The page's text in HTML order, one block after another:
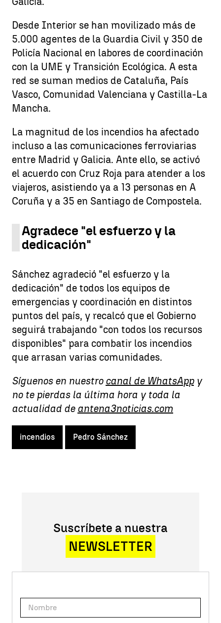
Desde Interior se han movilizado más de
5.000 agentes de la Guardia Civil y 350 de
Policía Nacional en labores de coordinación
con la UME y Transición Ecológica. A esta
red se suman medios de Cataluña, País
Vasco, Comunidad Valenciana y Castilla-La
Mancha.
La magnitud de los incendios ha afectado
incluso a las comunicaciones ferroviarias
entre Madrid y Galicia. Ante ello, se activó
el acuerdo con Cruz Roja para atender a los
viajeros, asistiendo ya a 13 personas en A
Coruña y a 35 en Santiago de Compostela.
Agradece "el esfuerzo y la
dedicación"
Sánchez agradeció "el esfuerzo y la
dedicación" de todos los equipos de
emergencias y coordinación en distintos
puntos del país, y recalcó que el Gobierno
seguirá trabajando "con todos los recursos
disponibles" para combatir los incendios
que arrasan varias comunidades.
Síguenos en nuestro canal de WhatsAppy
no te pierdas la última hora y toda la
actualidad de antena3noticias.com
incendios Pedro Sánchez
Suscríbete a nuestra
NEWSLETTER